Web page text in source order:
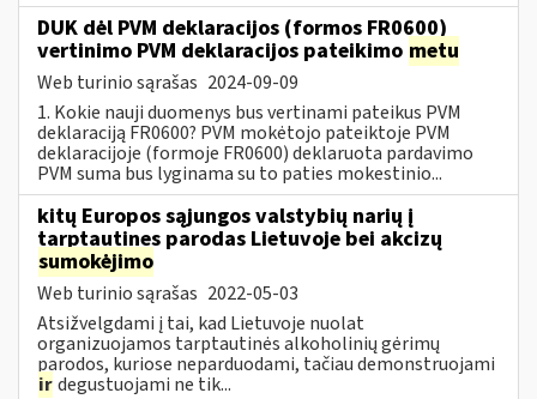
DUK dėl PVM deklaracijos (formos FR0600)
vertinimo PVM deklaracijos pateikimo metu
Web turinio sąrašas 2024-09-09
1. Kokie nauji duomenys bus vertinami pateikus PVM
deklaraciją FR0600? PVM mokėtojo pateiktoje PVM
deklaracijoje (formoje FR0600) deklaruota pardavimo
PVM suma bus lyginama su to paties mokestinio...
kitų Europos sąjungos valstybių narių į
tarptautines parodas Lietuvoje bei akcizų
sumokėjimo
Web turinio sąrašas 2022-05-03
Atsižvelgdami į tai, kad Lietuvoje nuolat
organizuojamos tarptautinės alkoholinių gėrimų
parodos, kuriose neparduodami, tačiau demonstruojami
irdegustuojami ne tik...